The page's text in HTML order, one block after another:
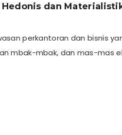
dan
perkantoran dan bisnis
mbak-mbak, dan mas-mas